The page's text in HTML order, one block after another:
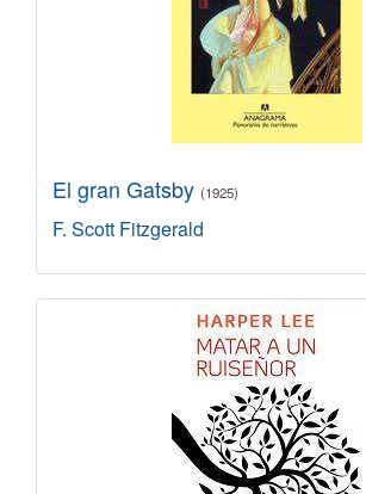
El gran Gatsby (1925)
F. Scott Fitzgerald